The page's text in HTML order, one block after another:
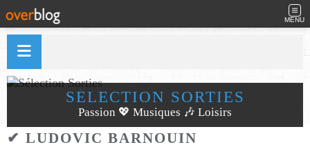
MENU
SÉLECTION SORTIES
Passion 💖 Musiques 🎶 Loisirs
✔ LUDOVIC BARNOUIN